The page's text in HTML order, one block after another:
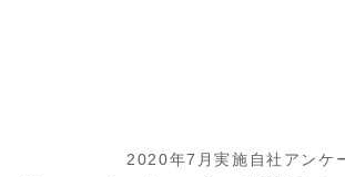
2020年7月実施自社アンケ